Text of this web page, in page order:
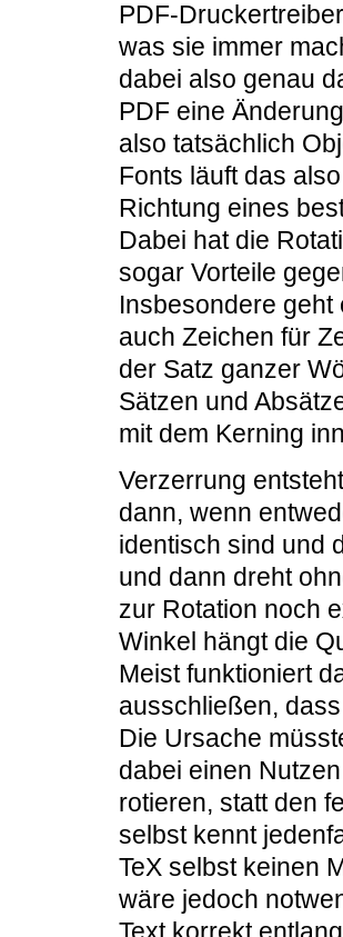
PDF-
was sie immer
dabei also genau
PDF eine
also tatsächlich
Fonts läuft das
Richtung eines
Dabei hat die
sogar Vorteile
Insbesondere
auch Zeichen für
der Satz ganzer
Sätzen und
mit dem Kerning
Verzerrung
dann, wenn
identisch sind und
und dann dreht
zur Rotation noch
Winkel hängt die
Meist funktioniert
ausschließen,
Die Ursache
dabei einen
rotieren, statt den
selbst kennt
TeX selbst keinen
wäre jedoch